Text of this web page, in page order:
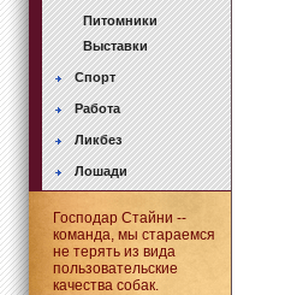
Питомники
Выставки
Спорт
Работа
Ликбез
Лошади
Господар Стайни --
команда, мы стараемся
не терять из вида
пользовательские
качества собак.